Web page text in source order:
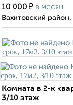
10 000 ₽ в месяц
Вахитовский
Комната в 2-к
3/10 этаж